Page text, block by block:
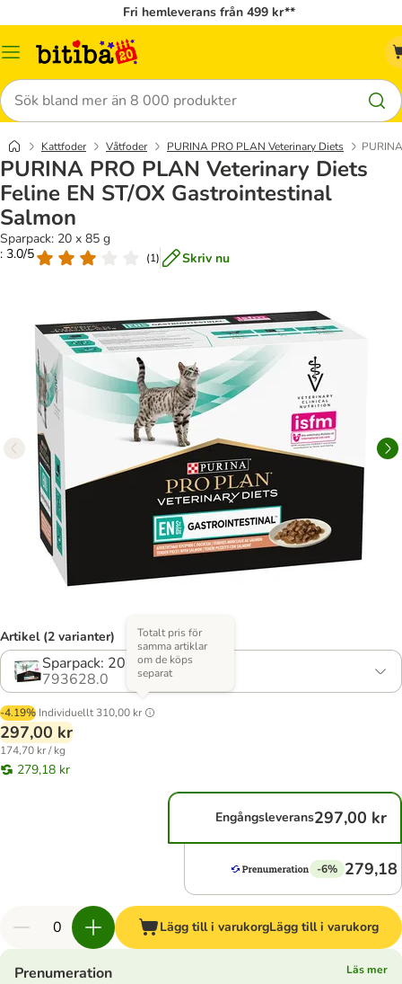
Fri hemleverans från 499 kr**
Meny
Sök
Kattfoder Våtfoder PURINA PRO PLAN Veterinary Diets
PURINA PRO PLAN Veterinary Diets
Feline EN ST/OX Gastrointestinal
Salmon
Sparpack: 20 x 85 g
: 3.0/5
(1) Skriv nu
Artikel (2 varianter)
Sparpack: 20 x 85 g
793628.0
-4.19% Individuellt 310,00 kr
Totalt pris för
samma artiklar
om de köps
separat
297,00 kr
174,70 kr / kg
279,18 kr
Engångsleverans297,00 kr
-6% 279,18
Lägg till i varukorgLägg till i varukorg
Prenumeration
Läs mer